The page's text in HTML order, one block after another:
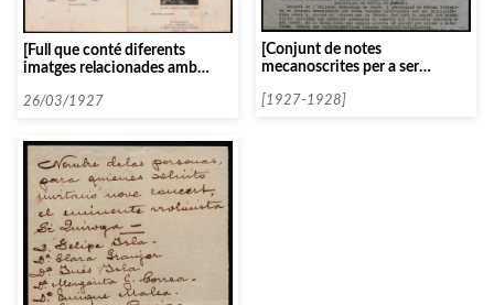
[Full que conté diferents
imatges relacionades amb
el centenari de la seva
26/03/1927
[Conjunt de notes
mecanoscrites per a ser
temes]
[1927-1928]